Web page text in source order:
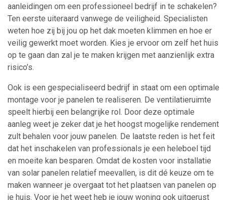
aanleidingen om een professioneel bedrijf in te schakelen?
Ten eerste uiteraard vanwege de veiligheid. Specialisten
weten hoe zij bij jou op het dak moeten klimmen en hoe er
veilig gewerkt moet worden. Kies je ervoor om zelf het huis
op te gaan dan zal je te maken krijgen met aanzienlijk extra
risico’s.
Ook is een gespecialiseerd bedrijf in staat om een optimale
montage voor je panelen te realiseren. De ventilatieruimte
speelt hierbij een belangrijke rol. Door deze optimale
aanleg weet je zeker dat je het hoogst mogelijke rendement
zult behalen voor jouw panelen. De laatste reden is het feit
dat het inschakelen van professionals je een heleboel tijd
en moeite kan besparen. Omdat de kosten voor installatie
van solar panelen relatief meevallen, is dit dé keuze om te
maken wanneer je overgaat tot het plaatsen van panelen op
je huis. Voor je het weet heb je jouw woning ook uitgerust